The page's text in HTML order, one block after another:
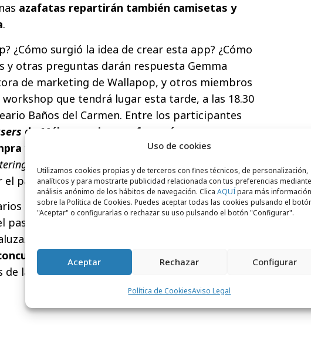
Uso de cookies
Utilizamos cookies propias y de terceros con fines técnicos, de personalización,
analíticos y para mostrarte publicidad relacionada con tus preferencias
análisis anónimo de los hábitos de navegación. Clica AQUÍpara más información
sobre la Política de Cookies. Puedes aceptar todas las cookies pulsando el
"Aceptar" o configurarlas o rechazar su uso pulsando el botón "Configurar".
Aceptar Rechazar Configurar
Política de CookiesAviso Legal
azafatas repartirán también camisetas y
.
¿Cómo surgió la idea de crear esta app? ¿Cómo
y otras preguntas darán respuesta Gemma
de marketing de Wallapop, y otros miembros
que tendrá lugar esta tarde, a las 18.30
Baños del Carmen. Entre los participantes
de Málaga, quienes ofrecerán trucos y
y venta
, y los principalesinfluencersde la
, música en directo a cargo de un DJ y una
el partido de la selección española.
en Málaga y 302.243 productos a la venta,
pasado martes esta campaña de Street Marketing
Una furgoneta visitó la zona universitaria para
#WallaSummer
. Hoy recorrerá las
de la ciudad.